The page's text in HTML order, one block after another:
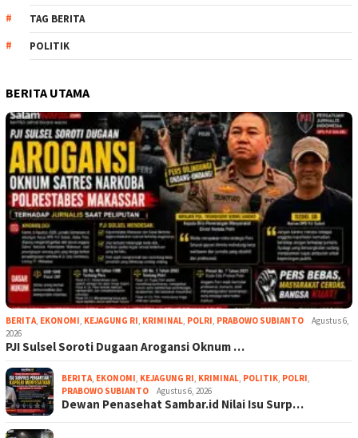
TAG BERITA
POLITIK
BERITA UTAMA
BERITA EKONOMI KEJAGUNG RI KRIMINAL POLRI PRABOWO SUBIANTO
Agustus 6,
2026
PJI Sulsel Soroti Dugaan Arogansi Oknum …
BERITA EKONOMI KEJAGUNG RI KRIMINAL POLITIK POLRI
PRABOWO SUBIANTO
Agustus 6, 2026
Dewan Penasehat Sambar.id Nilai Isu Surp…